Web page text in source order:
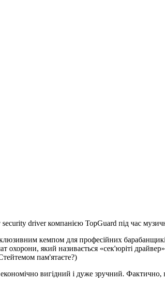
кемпом для професійних
охорони, який називається «сек'юріті
пам'ятаєте?)
вигідний і дуже зручний.